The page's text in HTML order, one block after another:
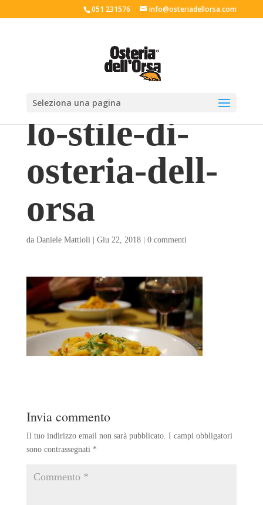
051 231576 info@osteriadellorsa.com
Seleziona una pagina
lo-stile-di-
osteria-dell-
orsa
da Daniele Mattioli| Giu 22, 2018| 0 commenti
Invia commento
Il tuo indirizzo email non sarà pubblicato. I campi obbligatori
sono contrassegnati *